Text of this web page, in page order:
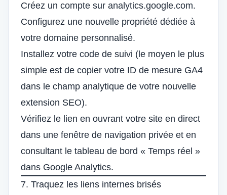
Créez un compte sur analytics.google.com.
Configurez une nouvelle propriété dédiée à
votre domaine personnalisé.
Installez votre code de suivi (le moyen le plus
simple est de copier votre ID de mesure GA4
dans le champ analytique de votre nouvelle
extension SEO).
Vérifiez le lien en ouvrant votre site en direct
dans une fenêtre de navigation privée et en
consultant le tableau de bord « Temps réel »
dans Google Analytics.
7. Traquez les liens internes brisés